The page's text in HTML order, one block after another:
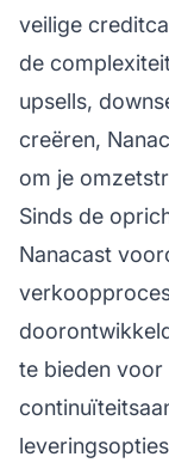
veilige
de
upsells,
creëren,
om je
Sinds de
Nanacast
te bieden voor